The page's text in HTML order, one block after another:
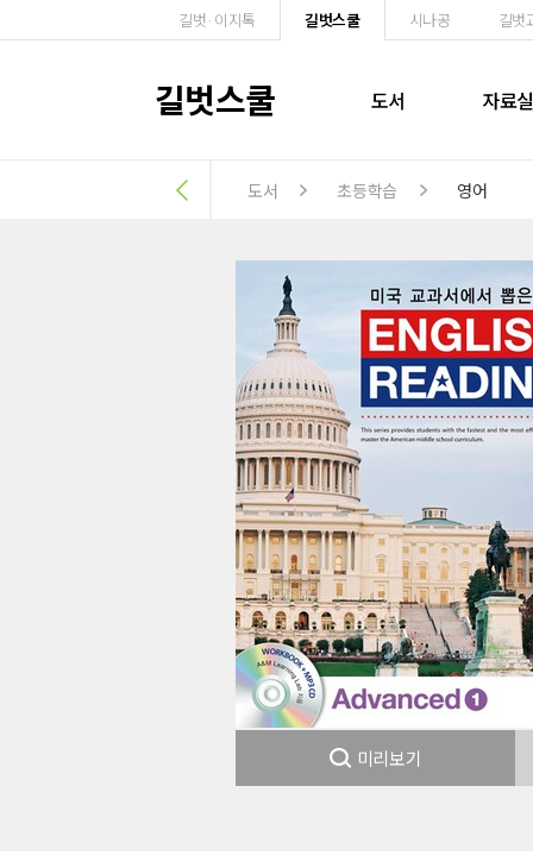
길벗·이지톡 길벗스쿨 시나공 길벗
길벗스쿨 도서 자료실
도서 초등학습 영어
미리보기